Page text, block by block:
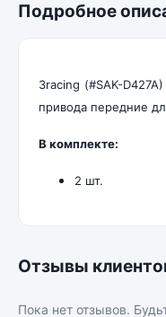
Подробное
3racing (#SAK-
привода передние
В комплекте:
2 шт.
Отзывы
Пока нет отзывов.